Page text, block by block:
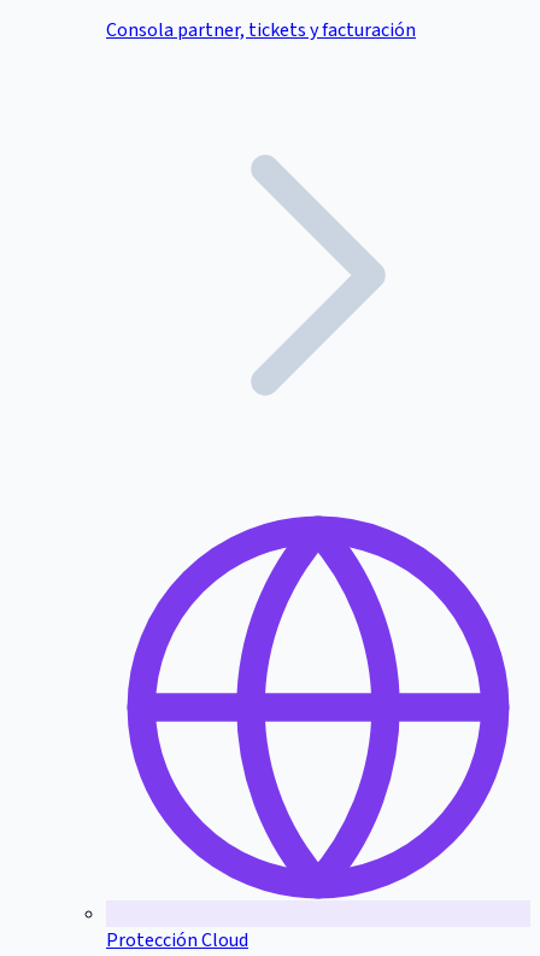
Consola partner, tickets y facturación
Protección Cloud